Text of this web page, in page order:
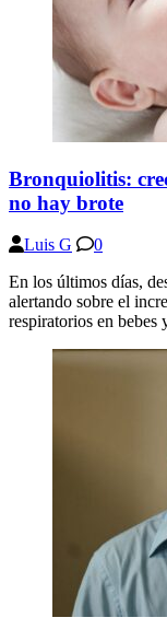
Bronquiolitis:
no hay brote
Luis G
0
En los últimos días,
alertando sobre el
respiratorios en bebes